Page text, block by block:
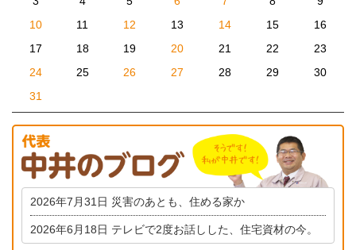
10
11 12 13 14 15
16
17
18 19 20 21 22
23
24
25 26 27 28 29
30
31
2026年7月31日 災害のあとも、住める家か
2026年6月18日 テレビで2度お話しした、住宅資材の今。